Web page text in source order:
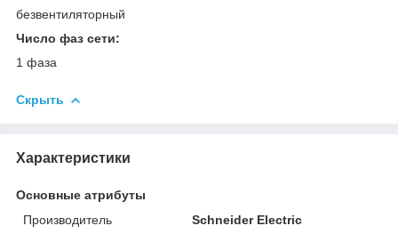
безвентиляторный
Число фаз сети:
1 фаза
Скрыть
Характеристики
Основные атрибуты
Производитель
Schneider Electric